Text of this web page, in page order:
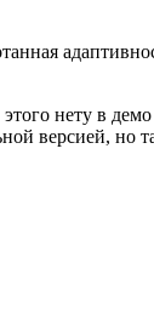
нету в
но